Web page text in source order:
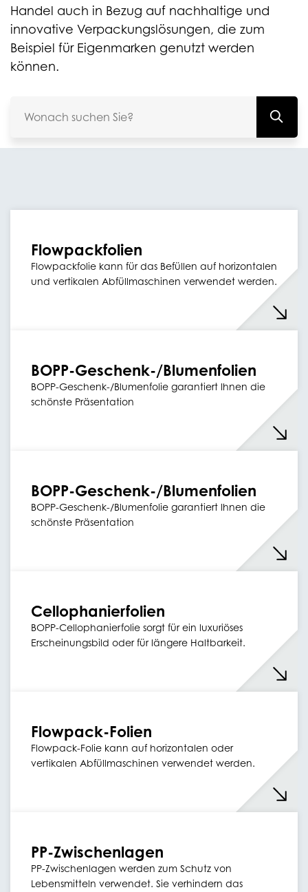
Handel auch in Bezug auf nachhaltige und
innovative Verpackungslösungen, die zum
Beispiel für Eigenmarken genutzt werden
können.
Flowpackfolien
Flowpackfolie kann für das Befüllen auf horizontalen
und vertikalen Abfüllmaschinen verwendet werden.
BOPP-Geschenk-/Blumenfolien
BOPP-Geschenk-/Blumenfolie garantiert Ihnen die
schönste Präsentation
BOPP-Geschenk-/Blumenfolien
BOPP-Geschenk-/Blumenfolie garantiert Ihnen die
schönste Präsentation
Cellophanierfolien
BOPP-Cellophanierfolie sorgt für ein luxuriöses
Erscheinungsbild oder für längere Haltbarkeit.
Flowpack-Folien
Flowpack-Folie kann auf horizontalen oder
vertikalen Abfüllmaschinen verwendet werden.
PP-Zwischenlagen
PP-Zwischenlagen werden zum Schutz von
Lebensmitteln verwendet. Sie verhindern das